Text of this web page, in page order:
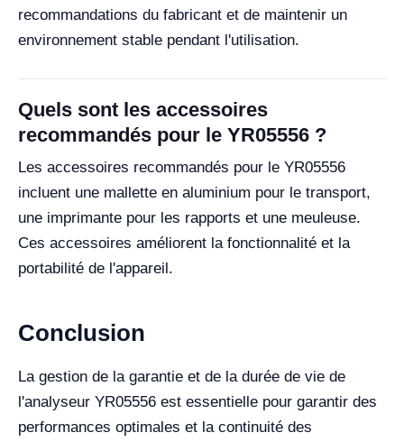
recommandations du fabricant et de maintenir un
environnement stable pendant l'utilisation.
Quels sont les accessoires
recommandés pour le YR05556 ?
Les accessoires recommandés pour le YR05556
incluent une mallette en aluminium pour le transport,
une imprimante pour les rapports et une meuleuse.
Ces accessoires améliorent la fonctionnalité et la
portabilité de l'appareil.
Conclusion
La gestion de la garantie et de la durée de vie de
l'analyseur YR05556 est essentielle pour garantir des
performances optimales et la continuité des